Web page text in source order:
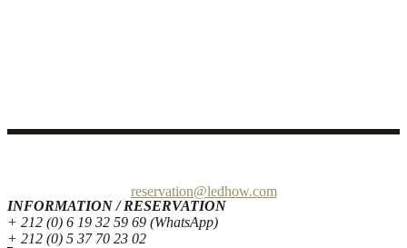
reservation@ledhow.com
INFORMATION / RESERVATION
+ 212 (0) 6 19 32 59 69 (WhatsApp)
+ 212 (0) 5 37 70 23 02